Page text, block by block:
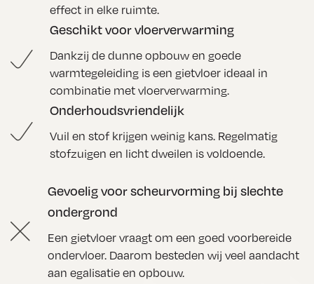
effect in elke ruimte.
Gevoelig voor scheurvorming bij slechte
ondergrond
Een gietvloer vraagt om een goed voorbereide
ondervloer. Daarom besteden wij veel aandacht
aan egalisatie en opbouw.
Geschikt voor vloerverwarming
Dankzij de dunne opbouw en goede
warmtegeleiding is een gietvloer ideaal in
combinatie met vloerverwarming.
Onderhoudsvriendelijk
Vuil en stof krijgen weinig kans. Regelmatig
stofzuigen en licht dweilen is voldoende.